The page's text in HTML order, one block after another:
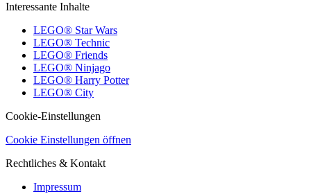
Interessante Inhalte
LEGO® Star Wars
LEGO® Technic
LEGO® Friends
LEGO® Ninjago
LEGO® Harry Potter
LEGO® City
Cookie-Einstellungen
Cookie Einstellungen öffnen
Rechtliches & Kontakt
Impressum